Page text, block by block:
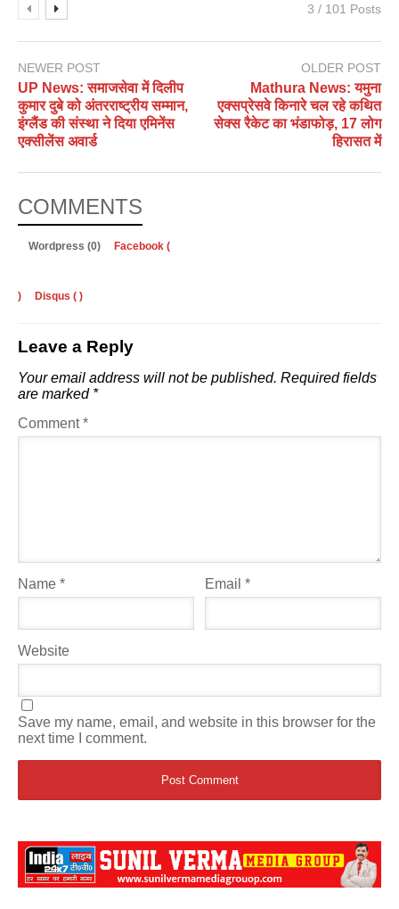
3 / 101 Posts
NEWER POST
UP News: समाजसेवा में दिलीप
कुमार दुबे को अंतरराष्ट्रीय सम्मान,
इंग्लैंड की संस्था ने दिया एमिनेंस
एक्सीलेंस अवार्ड
OLDER POST
Mathura News: यमुना
एक्सप्रेसवे किनारे चल रहे कथित
सेक्स रैकेट का भंडाफोड़, 17 लोग
हिरासत में
COMMENTS
Wordpress (0) Facebook (
) Disqus ( )
Leave a Reply
Your email address will not be published. Required fields
are marked *
Comment*
Name * Email*
Website
Save my name, email, and website in this browser for the
next time I comment.